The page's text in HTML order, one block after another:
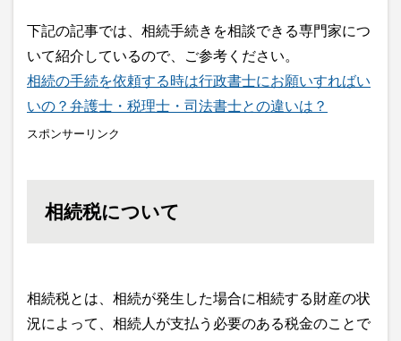
下記の記事では、相続手続きを相談できる専門家につ
いて紹介しているので、ご参考ください。
相続の手続を依頼する時は行政書士にお願いすればい
いの？弁護士・税理士・司法書士との違いは？
スポンサーリンク
相続税について
相続税とは、相続が発生した場合に相続する財産の状
況によって、相続人が支払う必要のある税金のことで